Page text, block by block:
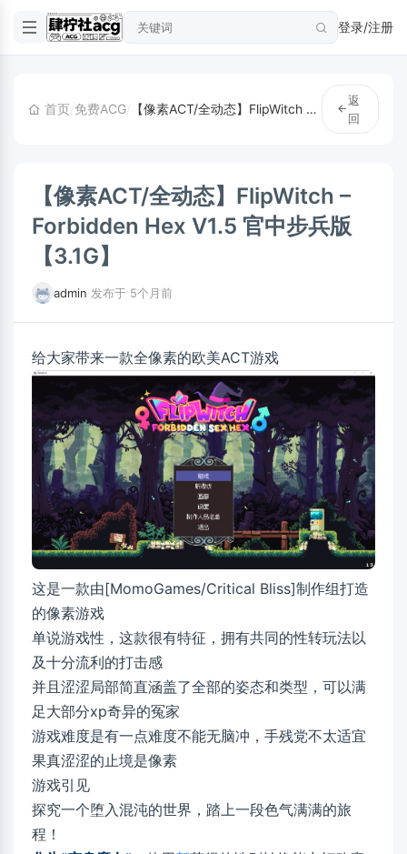
登录/注册
首页/免费ACG/ 【像素ACT/全动态】FlipWitch – Forbidden Hex V1.5 官中步兵版【3.1G】
返
回
【像素ACT/全动态】FlipWitch –
Forbidden Hex V1.5 官中步兵版
【3.1G】
admin 发布于 5个月前
给大家带来一款全像素的欧美ACT游戏
这是一款由[MomoGames/Critical Bliss]制作组打造
的像素游戏
单说游戏性，这款很有特征，拥有共同的性转玩法以
及十分流利的打击感
并且涩涩局部简直涵盖了全部的姿态和类型，可以满
足大部分xp奇异的冤家
游戏难度是有一点难度不能无脑冲，手残党不太适宜
果真涩涩的止境是像素
游戏引见
探究一个堕入混沌的世界，踏上一段色气满满的旅
程！